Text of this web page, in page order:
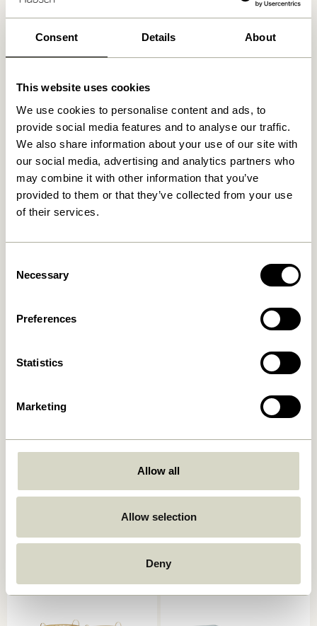
Consent Details About
This website uses cookies
We use cookies to personalise content and ads, to
provide social media features and to analyse our traffic.
We also share information about your use of our site with
our social media, advertising and analytics partners who
may combine it with other information that you’ve
provided to them or that they’ve collected from your use
of their services.
Selection
Necessary
Preferences
Statistics
Marketing
Allow all
Allow selection
Deny
Ähnliche Produkte
Felt Korb Square Rot (3er
Pine Körbe
(2er Set)
Current Korb
669,00kr.